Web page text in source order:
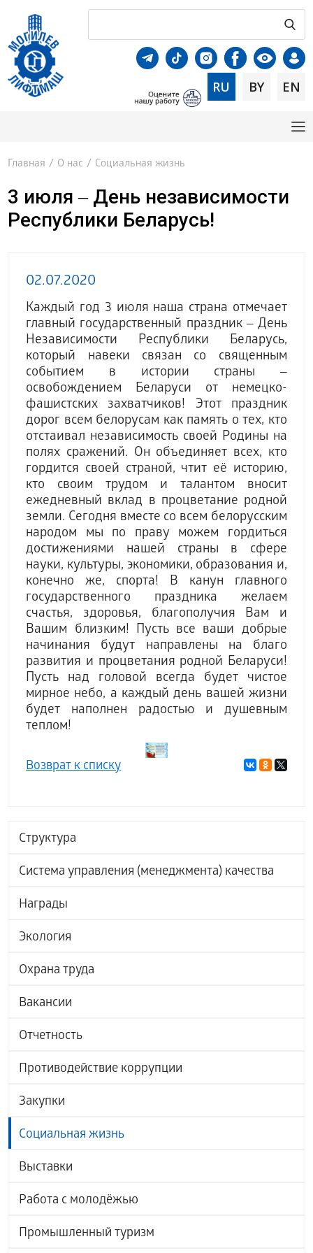
RU BY EN
Главная / О нас / Социальная жизнь
3 июля ‒ День независимости
Республики Беларусь!
Структура
Система управления (менеджмента) качества
Награды
Экология
Охрана труда
Вакансии
Отчетность
Противодействие коррупции
Закупки
Социальная жизнь
Выставки
Работа с молодёжью
Промышленный туризм
02.07.2020
Каждый год 3 июля наша страна отмечает
главный государственный праздник ‒ День
Независимости Республики Беларусь,
который навеки связан со священным
событием в истории страны ‒
освобождением Беларуси от немецко-
фашистских захватчиков! Этот праздник
дорог всем белорусам как память о тех, кто
отстаивал независимость своей Родины на
полях сражений. Он объединяет всех, кто
гордится своей страной, чтит её историю,
кто своим трудом и талантом вносит
ежедневный вклад в процветание родной
земли. Сегодня вместе со всем белорусским
народом мы по праву можем гордиться
достижениями нашей страны в сфере
науки, культуры, экономики, образования и,
конечно же, спорта! В канун главного
государственного праздника желаем
счастья, здоровья, благополучия Вам и
Вашим близким! Пусть все ваши добрые
начинания будут направлены на благо
развития и процветания родной Беларуси!
Пусть над головой всегда будет чистое
мирное небо, а каждый день вашей жизни
будет наполнен радостью и душевным
теплом!
Возврат к списку